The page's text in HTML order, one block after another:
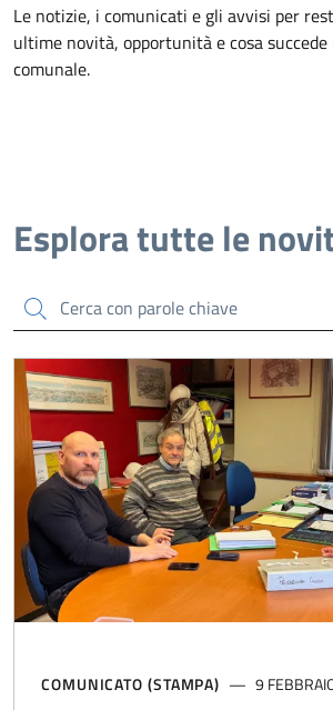
Le notizie, i comunicati e gli avvisi per
ultime novità, opportunità e cosa
comunale.
Esplora tutte le
Cerca
COMUNICATO (STAMPA) 9